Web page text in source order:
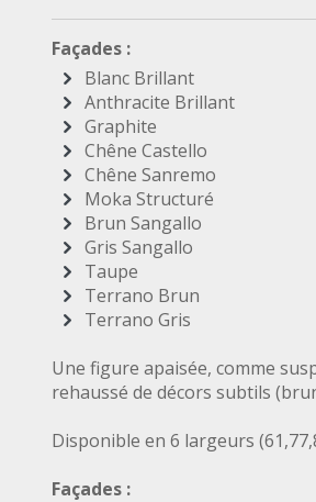
Façades :
Blanc Brillant
Anthracite Brillant
Graphite
Chêne Castello
Chêne Sanremo
Moka Structuré
Brun Sangallo
Gris Sangallo
Taupe
Terrano Brun
Terrano Gris
Une figure apaisée, comme
rehaussé de décors subtils
Disponible en 6 largeurs
Façades :